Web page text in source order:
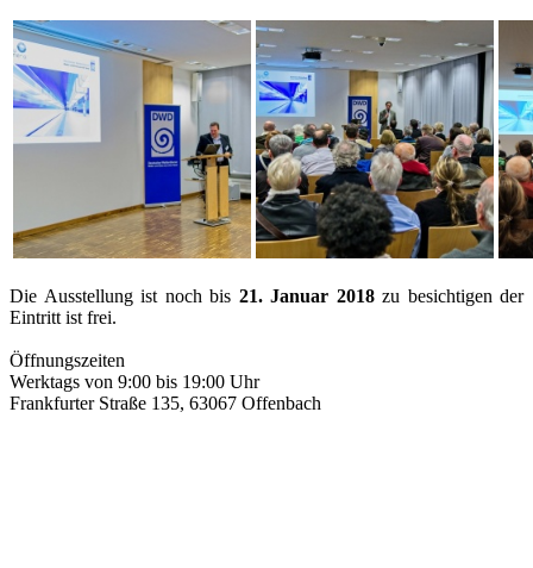
Die Ausstellung ist noch bis 21. Januar 2018zu besichtigen der
Eintritt ist frei.
Öffnungszeiten
Werktags von 9:00 bis 19:00 Uhr
Frankfurter Straße 135, 63067 Offenbach